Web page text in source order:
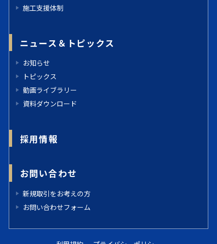
施工支援体制
ニュース＆トピックス
お知らせ
トピックス
動画ライブラリー
資料ダウンロード
採用情報
お問い合わせ
新規取引をお考えの方
お問い合わせフォーム